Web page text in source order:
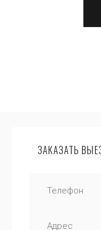
ЗАКАЗАТЬ